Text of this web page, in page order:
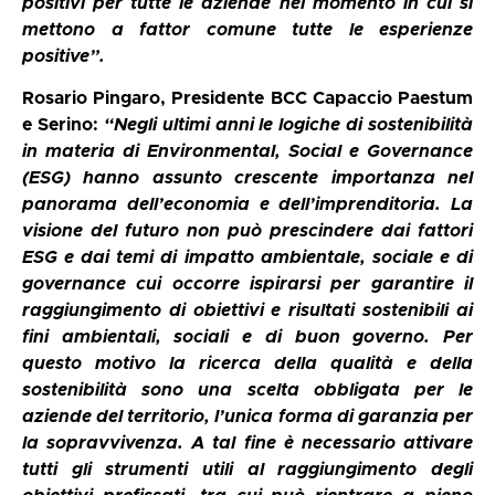
mettono a fattor comune tutte le esperienze
positive”.
Rosario Pingaro, Presidente BCC Capaccio Paestum
e Serino: “Negli ultimi anni le logiche di sostenibilità
in materia di Environmental, Social e Governance
(ESG) hanno assunto crescente importanza nel
panorama dell’economia e dell’imprenditoria. La
visione del futuro non può prescindere dai fattori
ESG e dai temi di impatto ambientale, sociale e di
governance cui occorre ispirarsi per garantire il
raggiungimento di obiettivi e risultati sostenibili ai
fini ambientali, sociali e di buon governo. Per
questo motivo la ricerca della qualità e della
sostenibilità sono una scelta obbligata per le
aziende del territorio, l’unica forma di garanzia per
la sopravvivenza. A tal fine è necessario attivare
tutti gli strumenti utili al raggiungimento degli